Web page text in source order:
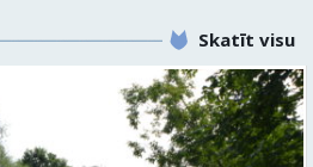
Skatīt visu